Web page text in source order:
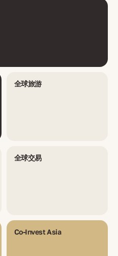
全球旅游
全球交易
Co-Invest Asia